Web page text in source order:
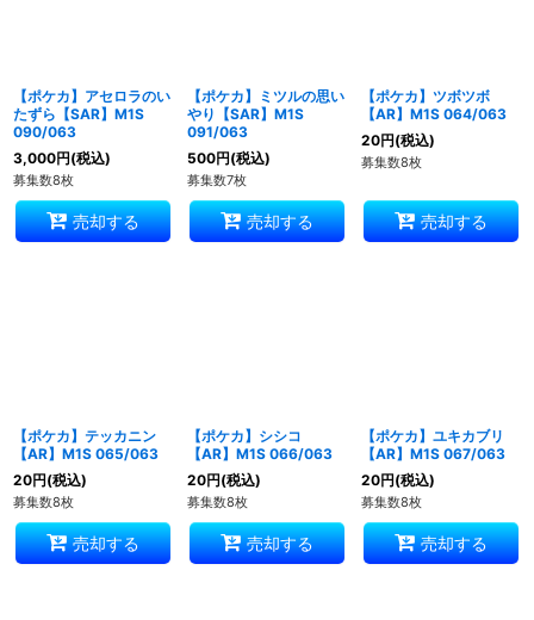
【ポケカ】アセロラのい
たずら【SAR】M1S
090/063
3,000円(税込)
募集数8枚
売却する
【ポケカ】ミツルの思い
やり【SAR】M1S
091/063
500円(税込)
募集数7枚
売却する
【ポケカ】ツボツボ
【AR】M1S 064/063
20円(税込)
募集数8枚
売却する
【ポケカ】テッカニン
【AR】M1S 065/063
20円(税込)
募集数8枚
売却する
【ポケカ】シシコ
【AR】M1S 066/063
20円(税込)
募集数8枚
売却する
【ポケカ】ユキカブリ
【AR】M1S 067/063
20円(税込)
募集数8枚
売却する